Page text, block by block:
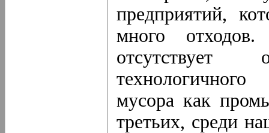
предприятий,
много
отсутствует
мусора как
третьих, среди